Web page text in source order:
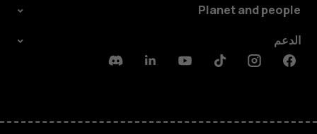
Planet and people
الدعم
Facebook
Instagram
Tiktok
Youtube
Linkedin
Discord